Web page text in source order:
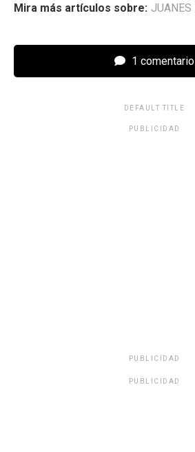
Mira más artículos sobre: JUANES
1 comentario
DEFAULT TITLE
PUBLICIDAD
PUBLICIDAD
PUBLICIDAD